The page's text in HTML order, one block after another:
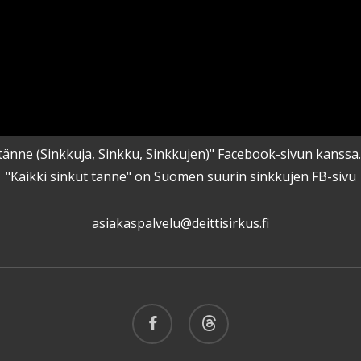
(Sinkkuja, Sinkku, Sinkkujen)" Facebook-sivun
"Kaikki sinkut tänne" on Suomen suurin sinkkujen FB-sivu
asiakaspalvelu@deittisirkus.fi
facebook threads